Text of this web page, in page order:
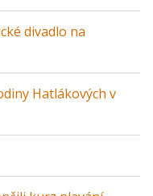
divadlo na
Hatlákových v